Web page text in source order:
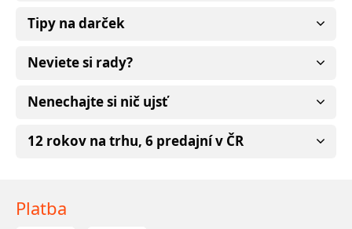
Tipy na darček
Neviete si rady?
Nenechajte si nič ujsť
12 rokov na trhu, 6 predajní v ČR
Platba